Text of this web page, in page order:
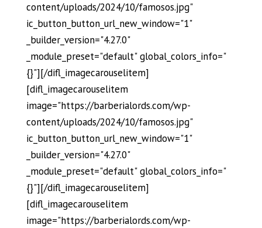
content/uploads/2024/10/famosos.jpg"
ic_button_button_url_new_window="1"
_builder_version="4.27.0"
_module_preset="default" global_colors_info="
{}"][/difl_imagecarouselitem]
[difl_imagecarouselitem
image="https://barberialords.com/wp-
content/uploads/2024/10/famosos.jpg"
ic_button_button_url_new_window="1"
_builder_version="4.27.0"
_module_preset="default" global_colors_info="
{}"][/difl_imagecarouselitem]
[difl_imagecarouselitem
image="https://barberialords.com/wp-